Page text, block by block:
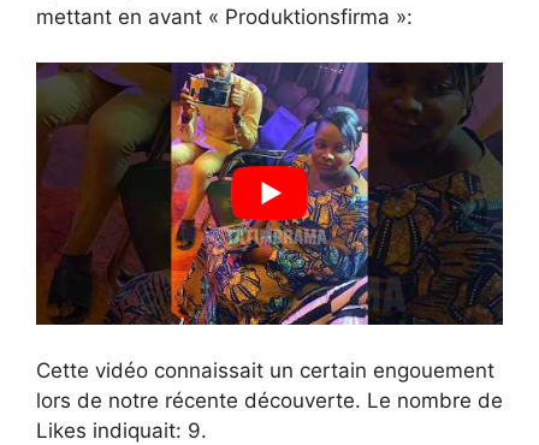
mettant en avant « Produktionsfirma »:
Cette vidéo connaissait un certain engouement
lors de notre récente découverte. Le nombre de
Likes indiquait: 9.